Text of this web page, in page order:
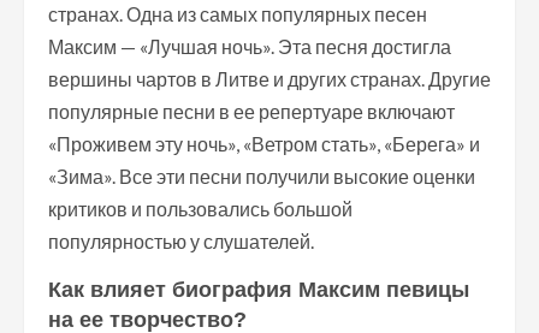
странах. Одна из самых популярных песен
Максим — «Лучшая ночь». Эта песня достигла
вершины чартов в Литве и других странах. Другие
популярные песни в ее репертуаре включают
«Проживем эту ночь», «Ветром стать», «Берега» и
«Зима». Все эти песни получили высокие оценки
критиков и пользовались большой
популярностью у слушателей.
Как влияет биография Максим певицы
на ее творчество?